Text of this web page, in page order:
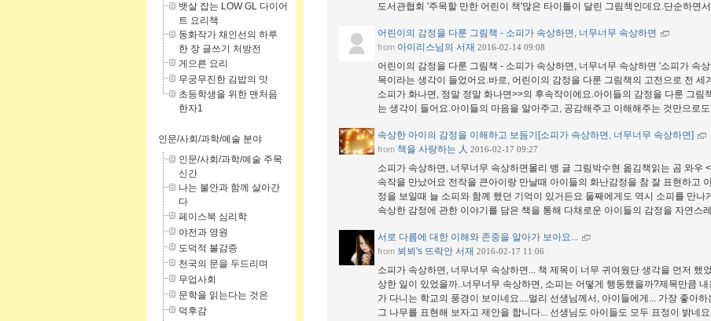
도서관협회 '주목할 만한 어린이 책'많은 타이틀이 달린 그림책인데요.단순하면
어린이의 감정을 다룬 그림책 - 소피가 속상하면, 너무너무 속상하면
from 아이리스님의 서재 2016-02-14 09:08
어린이의 감정을 다룬 그림책 - 소피가 속상하면, 너무너무 속상하면 '소피가 속
목이라는 생각이 들었어요.바로, 어린이의 감정을 다룬 그림책의 고전으로 전
소피가 화나면, 정말 정말 화나면>>의 후속작이에요.아이들의 감정을 다룬 그림
는 생각이 들어요.아이들의 마음을 알아주고, 공감해주고 이해해주는 것만으로
속상한 아이의 감정을 이해하고 보듬기[소피가 속상하면, 너무너무 속상하면]
from 책을 사랑하는 人 2016-02-17 09:27
소피가 속상하면, 너무너무 속상하면몰리 뱅 글 그림박수현 옮김책읽는 곰 와우
속작을 만났어요 전작을 큰아이랑 만날때 아이들의 화난감정을 참 잘 표현하고
정을 보일때 늘 소피와 함께 했던 기억이 있거든요 둘째에게도 역시 소피를 만나
속상한 감정에 관한 이야기를 담은 책을 통해 다채로운 아이들의 감정을 자연스
서로 다름에 대한 이해와 존중을 알아가 보아요...
from 뵈뵈's 뜨락안 서재 2016-02-17 11:06
소피가 속상하면, 너무너무 속상하면... 책 제목이 너무 귀여웠단 생각을 먼저 했
상한 일이 있었을까..너무너무 속상하면, 소피는 어떻게 행동했을까?제목만큼
가 다니는 학교의 풍경이 보이네요....멀리 선생님께서, 아이들에게... 가장 좋아
그 나무를 표현해 보자고 제안을 합니다... 선생님도 아이들도 모두 표정이 밝네
뱃살 잡는 LOW GL 다이어
트 요리책
동화작가 채인선의 하루
한 장 글쓰기 처방전
게으른 요리
무궁무진한 김밥의 맛
초등학생을 위한 맨처음
한자1
인문/사회/과학/예술 분야
인문/사회/과학/예술 주목
신간
나는 불안과 함께 살아간
다
페이스북 심리학
야전과 영원
도덕적 불감증
천국의 문을 두드리며
무업사회
문학을 읽는다는 것은
덕후감